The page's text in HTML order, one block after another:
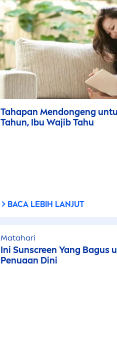
Tahapan Mendongeng
Tahun, Ibu Wajib Tahu
BACA LEBIH LANJUT
Matahari
Ini Sunscreen Yang Bagus
Penuaan Dini